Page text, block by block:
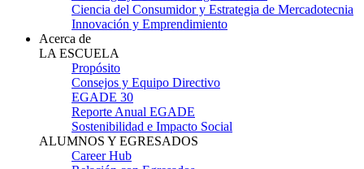
Ciencia del Consumidor y Estrategia de Mercadotecnia
Innovación y Emprendimiento
Acerca de
LA ESCUELA
Propósito
Consejos y Equipo Directivo
EGADE 30
Reporte Anual EGADE
Sostenibilidad e Impacto Social
ALUMNOS Y EGRESADOS
Career Hub